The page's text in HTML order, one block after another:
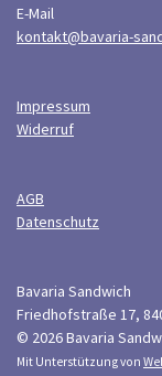
E-Mail
kontakt@bavaria-
Impressum
Widerruf
AGB
Datenschutz
Bavaria Sandwich
Friedhofstraße 17,
© 2026 Bavaria
Mit Unterstützung von